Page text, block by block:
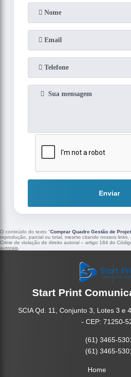
Enviar
O conteúdo do texto "Comprar Quadro Gestão de
reprodução, parcial ou total, mesmo citando nossos
Crime de violação de direito autoral – artigo 184 do
autorais
Start Print
SCIA Qd. 11, Conjunto 3, Lotes 3 e
- CEP: 71250-
(61) 3465-
(61) 3465-
Home